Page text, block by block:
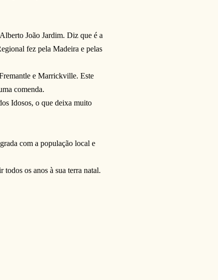
João Jardim. Diz que é a
fez pela Madeira e pelas
e Marrickville. Este
comenda.
Idosos, o que deixa muito
com a população local e
os anos à sua terra natal.